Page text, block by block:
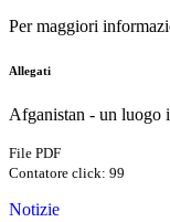
Per maggiori
Allegati
Afganistan - un luogo
File PDF
Contatore click: 99
Notizie